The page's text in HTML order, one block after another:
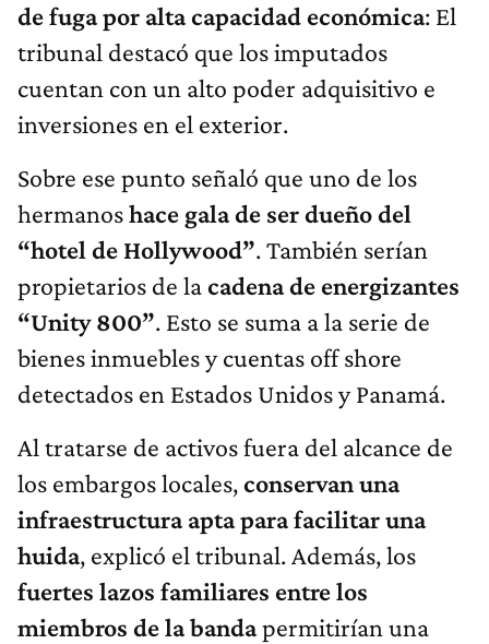
de fuga por alta capacidad económica: El
tribunal destacó que los imputados
cuentan con un alto poder adquisitivo e
inversiones en el exterior.
Sobre ese punto señaló que uno de los
hermanoshace gala de ser dueño del
“hotel de Hollywood”. También serían
propietarios de lacadena de energizantes
“Unity 800”. Esto se suma a la serie de
bienes inmuebles y cuentas off shore
detectados en Estados Unidos y Panamá.
Al tratarse de activos fuera del alcance de
los embargos locales,conservan una
infraestructura apta para facilitar una
huida, explicó el tribunal. Además, los
fuertes lazos familiares entre los
miembros de la bandapermitirían una